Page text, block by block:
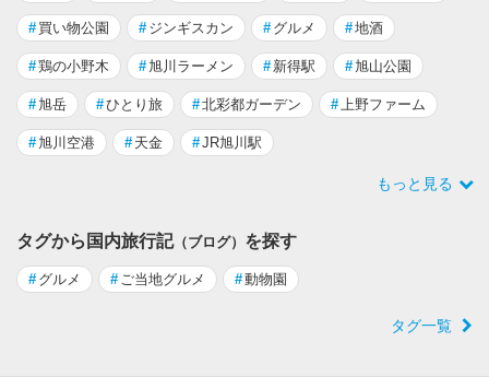
# 買い物公園 # ジンギスカン # グルメ #地酒
#鶏の小野木 #旭川ラーメン # 新得駅 #旭山公園
#旭岳 #ひとり旅 #北彩都ガーデン #上野ファーム
#旭川空港 # 天金 #JR旭川駅
もっと見る
タグから国内旅行記（ブログ） を探す
# グルメ # ご当地グルメ #動物園
タグ一覧